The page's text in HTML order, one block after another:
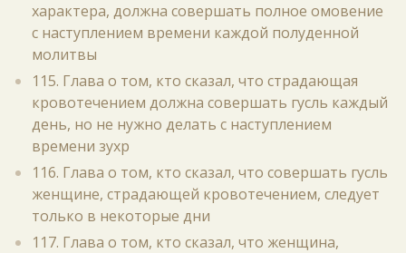
характера, должна совершать полное омовение
с наступлением времени каждой полуденной
молитвы
115. Глава о том, кто сказал, что страдающая
кровотечением должна совершать гусль каждый
день, но не нужно делать с наступлением
времени зухр
116. Глава о том, кто сказал, что совершать гусль
женщине, страдающей кровотечением, следует
только в некоторые дни
117. Глава о том, кто сказал, что женщина,